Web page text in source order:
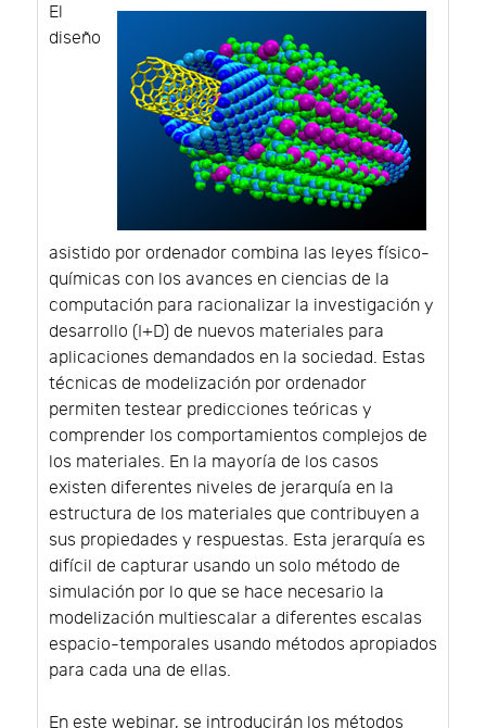
El
diseño
asistido por ordenador combina las leyes físico-
químicas con los avances en ciencias de la
computación para racionalizar la investigación y
desarrollo (I+D) de nuevos materiales para
aplicaciones demandados en la sociedad. Estas
técnicas de modelización por ordenador
permiten testear predicciones teóricas y
comprender los comportamientos complejos de
los materiales. En la mayoría de los casos
existen diferentes niveles de jerarquía en la
estructura de los materiales que contribuyen a
sus propiedades y respuestas. Esta jerarquía es
difícil de capturar usando un solo método de
simulación por lo que se hace necesario la
modelización multiescalar a diferentes escalas
espacio-temporales usando métodos apropiados
para cada una de ellas.
En este webinar, se introducirán los métodos